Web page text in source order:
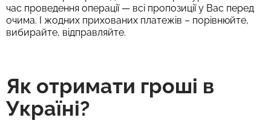
час проведення операції — всі пропозиції у Вас перед
очима. І жодних прихованих платежів – порівнюйте,
вибирайте, відправляйте.
Як отримати гроші в
Україні?